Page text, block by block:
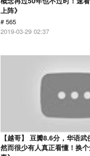
上阵》
# 565
2019-03-29 02:37
【越哥】 豆瓣8.6分，华语
然而很少有人真正看懂！换